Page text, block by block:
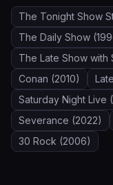
The Tonight Show
The Daily Show
The Late Show with
Conan (2010)
Saturday Night Live
Severance (2022)
30 Rock (2006)